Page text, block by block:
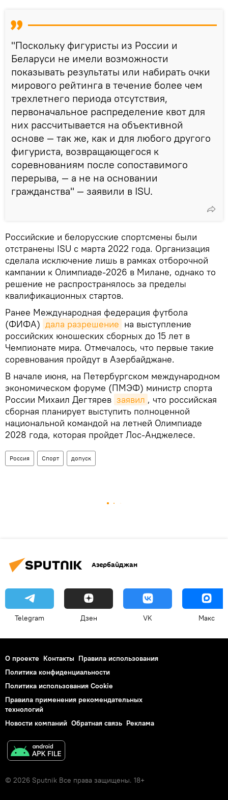
"Поскольку фигуристы из России и
Беларуси не имели возможности
показывать результаты или набирать очки
мирового рейтинга в течение более чем
трехлетнего периода отсутствия,
первоначальное распределение квот для
них рассчитывается на объективной
основе — так же, как и для любого другого
фигуриста, возвращающегося к
соревнованиям после сопоставимого
перерыва, — а не на основании
гражданства" — заявили в ISU.
Российские и белорусские спортсмены были
отстранены ISU с марта 2022 года. Организация
сделала исключение лишь в рамках отборочной
кампании к Олимпиаде-2026 в Милане, однако то
решение не распространялось за пределы
квалификационных стартов.
Ранее Международная федерация футбола
(ФИФА) дала разрешение на выступление
российских юношеских сборных до 15 лет в
Чемпионате мира. Отмечалось, что первые такие
соревнования пройдут в Азербайджане.
В начале июня, на Петербургском международном
экономическом форуме (ПМЭФ) министр спорта
России Михаил Дегтярев заявил , что российская
сборная планирует выступить полноценной
национальной командой на летней Олимпиаде
2028 года, которая пройдет Лос-Анджелесе.
Россия Спорт допуск
Азербайджан
Telegram Дзен VK Макс
О проекте Контакты Правила использования
Политика конфиденциальности
Политика использования Cookie
Правила применения рекомендательных
технологий
Новости компаний Обратная связь Реклама
© 2026 Sputnik Все права защищены. 18+